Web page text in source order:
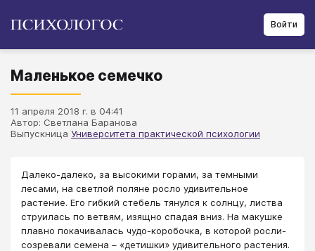
Войти
Маленькое семечко
11 апреля 2018 г. в 04:41
Автор: Светлана Баранова
Выпускница Университета практической психологии
Далеко-далеко, за высокими горами, за темными
лесами, на светлой поляне росло удивительное
растение. Его гибкий стебель тянулся к солнцу, листва
струилась по ветвям, изящно спадая вниз. На макушке
плавно покачивалась чудо-коробочка, в которой росли-
созревали семена – «детишки» удивительного растения.